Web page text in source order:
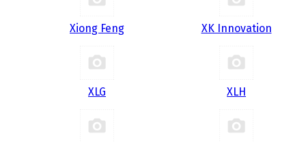
Xiong Feng XK Innovation
XLG XLH